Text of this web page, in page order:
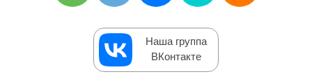
Наша группа
ВКонтакте